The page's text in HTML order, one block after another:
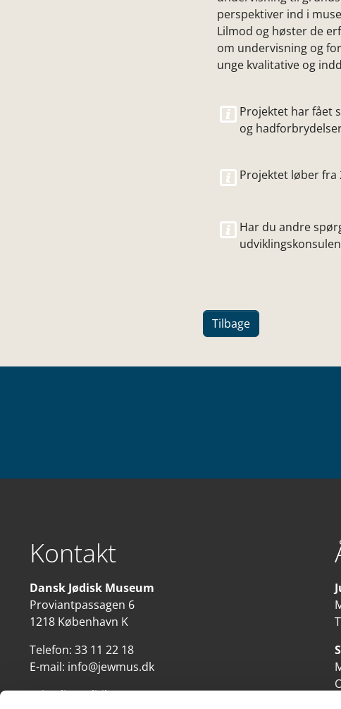
perspektiver ind i
Lilmod og høster de
om undervisning og
unge kvalitative og
Projektet har fået
og
Projektet løber fra
Har du andre
Tilbage
Kontakt
Dansk Jødisk Museum
Proviantpassagen 6
1218 København K
Telefon: 33 11 22 18
E-mail: info@jewmus.dk
Privatlivspolitik